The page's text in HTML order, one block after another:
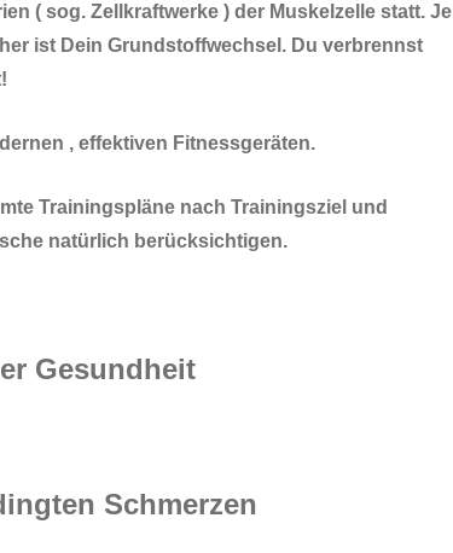
( sog. Zellkraftwerke ) der Muskelzelle statt. Je
ist Dein Grundstoffwechsel. Du verbrennst
, effektiven Fitnessgeräten.
Trainingspläne nach Trainingsziel und
natürlich berücksichtigen.
Gesundheit
Schmerzen